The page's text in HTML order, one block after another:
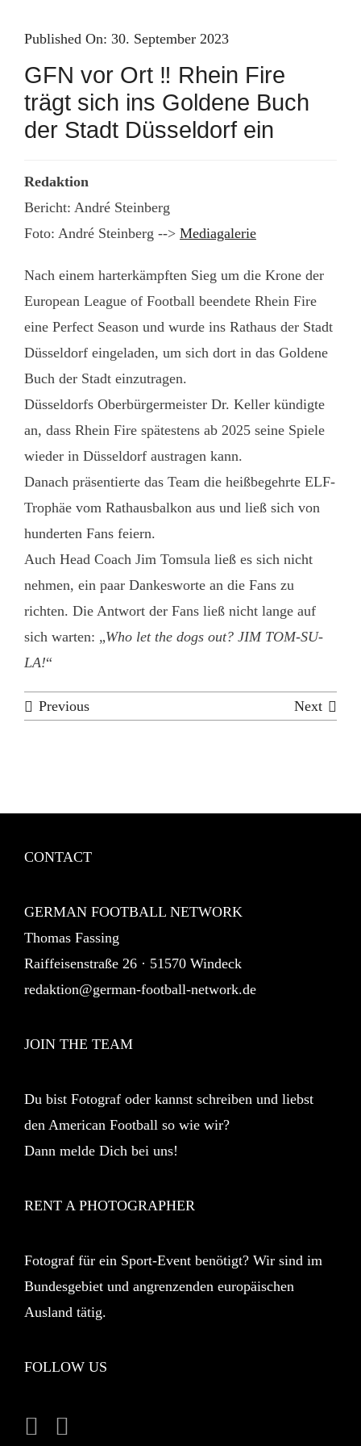
content
Published On: 30. September 2023
GFN vor Ort ‼️ Rhein Fire
trägt sich ins Goldene Buch
der Stadt Düsseldorf ein
Redaktion
Bericht: André Steinberg
Foto: André Steinberg --> Mediagalerie
Nach einem harterkämpften Sieg um die Krone der
European League of Football beendete Rhein Fire
eine Perfect Season und wurde ins Rathaus der Stadt
Düsseldorf eingeladen, um sich dort in das Goldene
Buch der Stadt einzutragen.
Düsseldorfs Oberbürgermeister Dr. Keller kündigte
an, dass Rhein Fire spätestens ab 2025 seine Spiele
wieder in Düsseldorf austragen kann.
Danach präsentierte das Team die heißbegehrte ELF-
Trophäe vom Rathausbalkon aus und ließ sich von
hunderten Fans feiern.
Auch Head Coach Jim Tomsula ließ es sich nicht
nehmen, ein paar Dankesworte an die Fans zu
richten. Die Antwort der Fans ließ nicht lange auf
sich warten: „Who let the dogs out? JIM TOM-SU-
LA!“
Previous Next
CONTACT
GERMAN FOOTBALL NETWORK
Thomas Fassing
Raiffeisenstraße 26 · 51570 Windeck
redaktion@german-football-network.de
JOIN THE TEAM
Du bist Fotograf oder kannst schreiben und liebst
den American Football so wie wir?
Dann melde Dich bei uns!
RENT A PHOTOGRAPHER
Fotograf für ein Sport-Event benötigt? Wir sind im
Bundesgebiet und angrenzenden europäischen
Ausland tätig.
FOLLOW US